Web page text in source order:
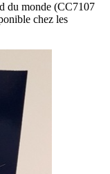
du monde (CC7107
chez les